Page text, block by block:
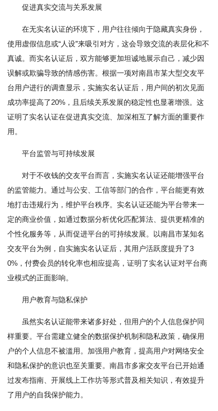
促进真实交流与关系发展
在无实名认证的环境下，用户往往倾向于隐藏真实身份，
使用虚假信息或“人设”来吸引对方，这会导致交流的表层化和不
真诚。而实名认证后，双方能够更加坦诚地展示自己，减少因
误解或欺骗导致的情感伤害。根据一项对南昌市某大型交友平
台用户进行的调查显示，实施实名认证后，用户间的初次见面
成功率提高了20%，且后续关系发展的稳定性也显著增强。这
证明了实名认证在促进真实交流、加深相互了解方面的重要作
用。
平台监管与可持续发展
对于不收钱的交友平台而言，实施实名认证还能增强平台
的监管能力。通过与公安、工信等部门的合作，平台能更有效
地打击违规行为，维护平台秩序。实名认证还能为平台带来一
定的商业价值，如通过数据分析优化匹配算法、提供更精准的
个性化服务等，从而促进平台的可持续发展。以南昌市某知名
交友平台为例，自实施实名认证后，其用户活跃度提升了3
0%，付费会员的转化率也相应提高，证明了实名认证对平台商
业模式的正面影响。
用户教育与隐私保护
虽然实名认证能带来诸多好处，但用户的个人信息保护同
样重要。平台需建立健全的数据保护机制和隐私政策，确保用
户的个人信息不被滥用。加强用户教育，提高用户对网络安全
和隐私保护的意识也至关重要。南昌市多家交友平台已开始通
过发布指南、开展线上工作坊等形式普及相关知识，有效提升
了用户的自我保护能力。